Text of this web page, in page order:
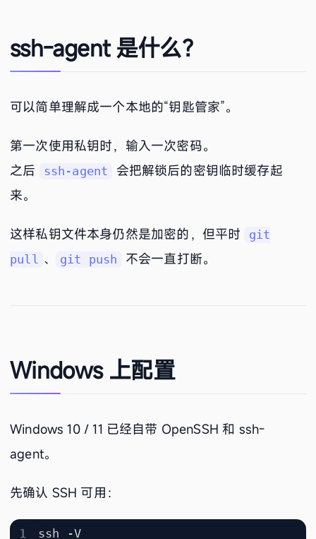
ssh-agent 是什么？
可以简单理解成一个本地的“钥匙管家”。
第一次使用私钥时，输入一次密码。
之后
ssh-agent
会把解锁后的密钥临时缓存起
来。
这样私钥文件本身仍然是加密的，但平时
git
pull 、 git push 不会一直打断。
Windows 上配置
Windows 10 / 11 已经自带 OpenSSH 和 ssh-
agent。
先确认 SSH 可用：
ssh -V